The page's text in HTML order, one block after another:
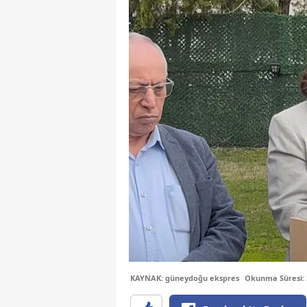
KAYNAK: güneydoğu ekspres Okunma Süresi: